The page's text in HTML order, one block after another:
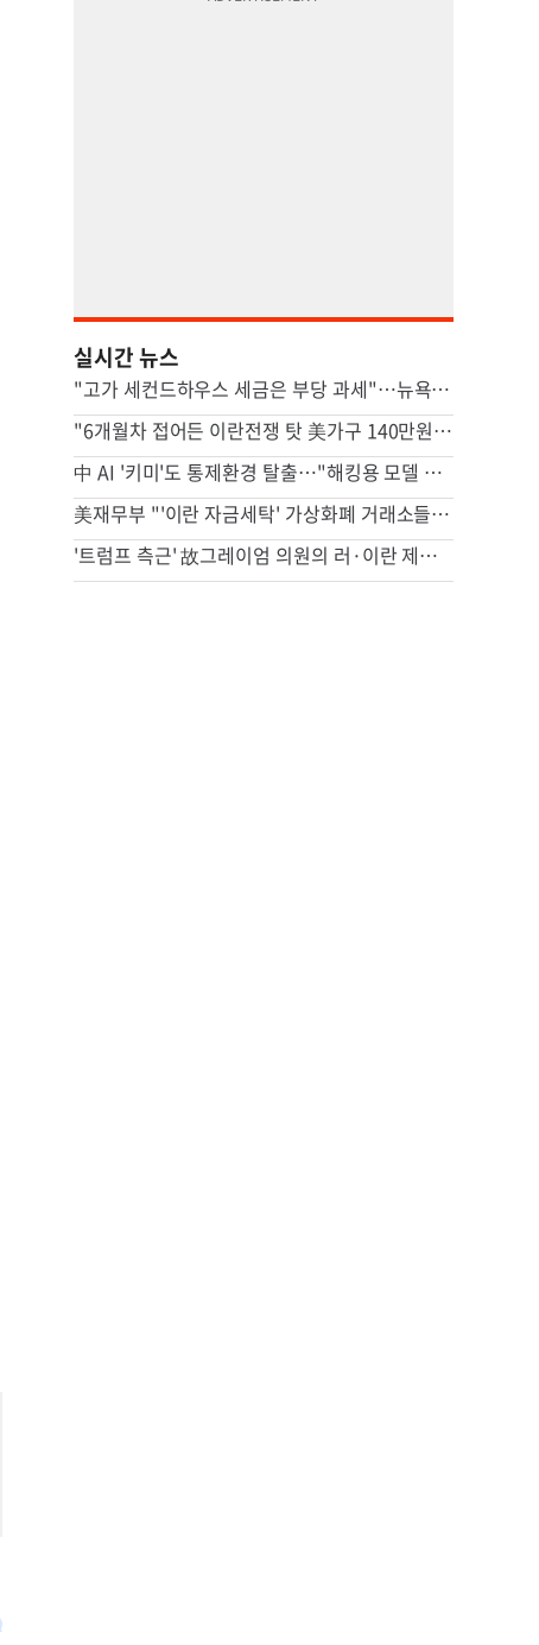
실시간 뉴스
"고가 세컨드하우스 세금은 부당 과세"…뉴욕시 상대 소송
"6개월차 접어든 이란전쟁 탓 美가구 140만원 추가 부담"
中 AI '키미'도 통제환경 탈출…"해킹용 모델 될수도" 우려
美재무부 "'이란 자금세탁' 가상화폐 거래소들 제재"
'트럼프 측근' 故그레이엄 의원의 러·이란 제재법안 상원 통과